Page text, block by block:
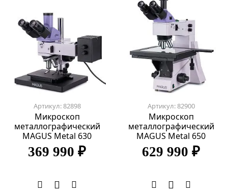
Артикул: 82898
Микроскоп
металлографический
MAGUS Metal 630
369 990 ₽
Артикул: 82900
Микроскоп
металлографический
MAGUS Metal 650
629 990 ₽